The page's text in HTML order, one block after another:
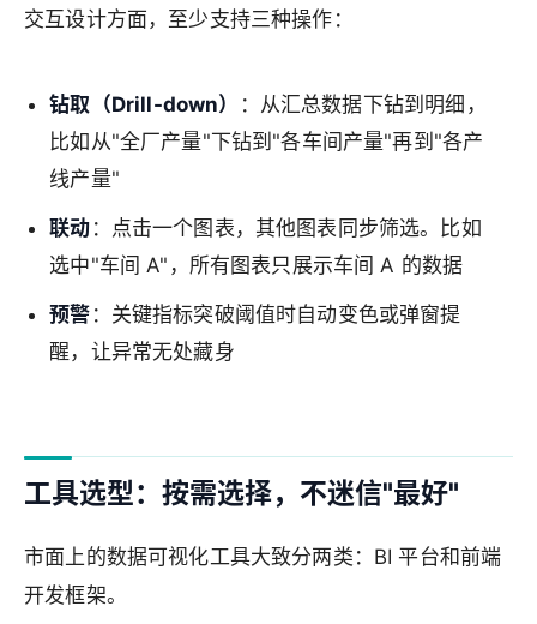
交互设计方面，至少支持三种操作：
钻取（Drill-down）
：从汇总数据下钻到明细，
比如从"全厂产量"下钻到"各车间产量"再到"各产
线产量"
联动 ：点击一个图表，其他图表同步筛选。比如
选中"车间 A"，所有图表只展示车间 A 的数据
预警 ：关键指标突破阈值时自动变色或弹窗提
醒，让异常无处藏身
工具选型：按需选择，不迷信"最好"
市面上的数据可视化工具大致分两类：BI 平台和前端
开发框架。